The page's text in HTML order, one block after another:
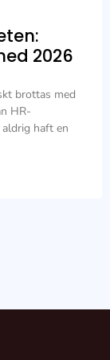
2026
brottas med
HR-
haft en